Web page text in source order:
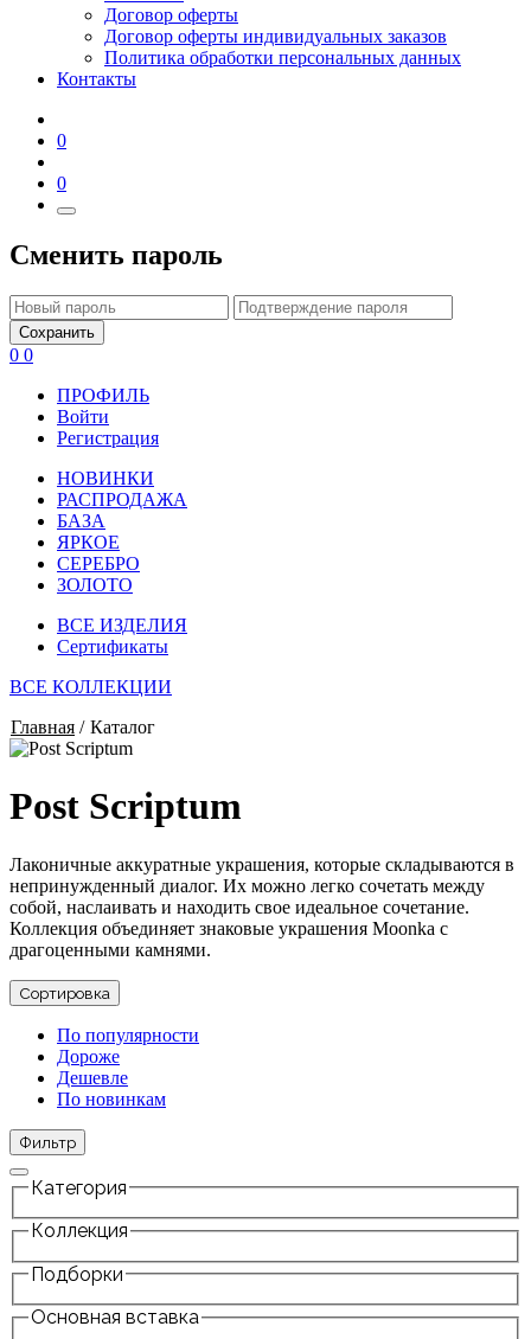
Договор оферты
Договор оферты индивидуальных заказов
Политика обработки персональных данных
Контакты
0
0
Сменить пароль
Сохранить
0 0
ПРОФИЛЬ
Войти
Регистрация
НОВИНКИ
РАСПРОДАЖА
БАЗА
ЯРКОЕ
СЕРЕБРО
ЗОЛОТО
ВСЕ ИЗДЕЛИЯ
Сертификаты
ВСЕ КОЛЛЕКЦИИ
Главная / Каталог
Post Scriptum
Лаконичные аккуратные украшения, которые складываются в
непринужденный диалог. Их можно легко сочетать между
собой, наслаивать и находить свое идеальное сочетание.
Коллекция объединяет знаковые украшения Moonka с
драгоценными камнями.
Сортировка
По популярности
Дороже
Дешевле
По новинкам
Фильтр
Категория
Коллекция
Подборки
Основная вставка